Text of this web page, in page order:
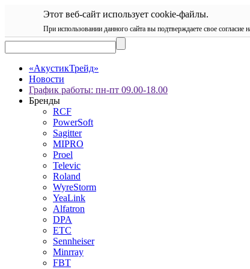
Этот веб-сайт использует cookie-файлы.
При использовании данного сайта вы подтверждаете свое
«АкустикТрейд»
Новости
График работы: пн-пт 09.00-18.00
Бренды
RCF
PowerSoft
Sagitter
MIPRO
Proel
Televic
Roland
WyreStorm
YeaLink
Alfatron
DPA
ETC
Sennheiser
Minrray
FBT